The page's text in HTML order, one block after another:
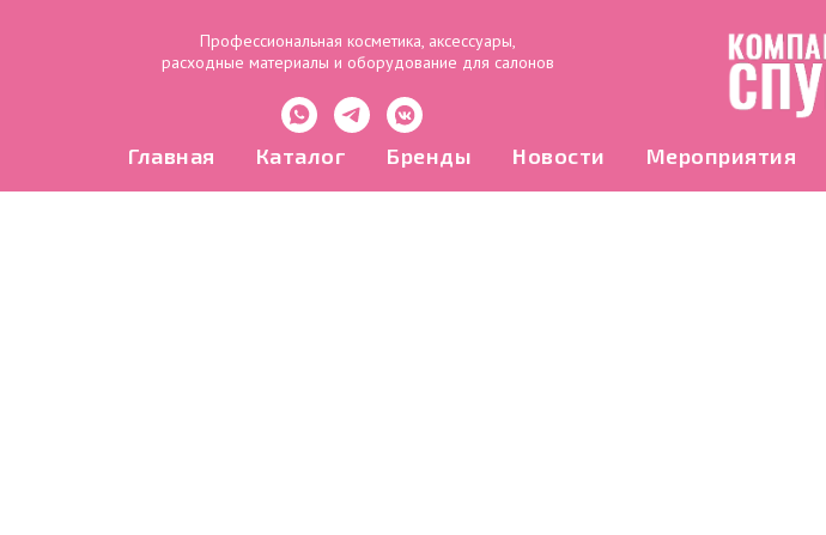
Профессиональная косметика, аксессуары,
расходные материалы и оборудование для салонов
Главная Каталог Бренды Новости Мероприятия